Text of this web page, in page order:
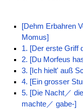
[Dehm Erbahren
Momus]
1. [Der erste Griff
2. [Du Morfeus
3. [Ich hielt' auß
4. [Ein grosser
5. [Die Nacht／
machte／ gabe-]